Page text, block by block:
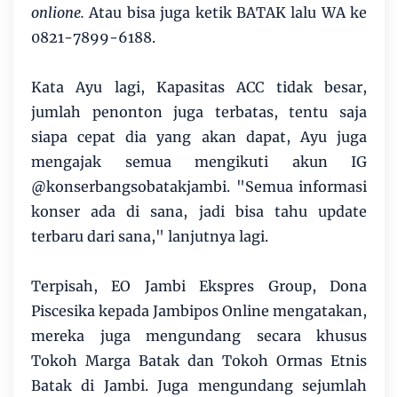
onlione. Atau bisa juga ketik BATAK lalu WA ke
0821-7899-6188.
Kata Ayu lagi, Kapasitas ACC tidak besar,
jumlah penonton juga terbatas, tentu saja
siapa cepat dia yang akan dapat, Ayu juga
mengajak semua mengikuti akun IG
@konserbangsobatakjambi. "Semua informasi
konser ada di sana, jadi bisa tahu update
terbaru dari sana," lanjutnya lagi.
Terpisah, EO Jambi Ekspres Group, Dona
Piscesika kepada Jambipos Online mengatakan,
mereka juga mengundang secara khusus
Tokoh Marga Batak dan Tokoh Ormas Etnis
Batak di Jambi. Juga mengundang sejumlah